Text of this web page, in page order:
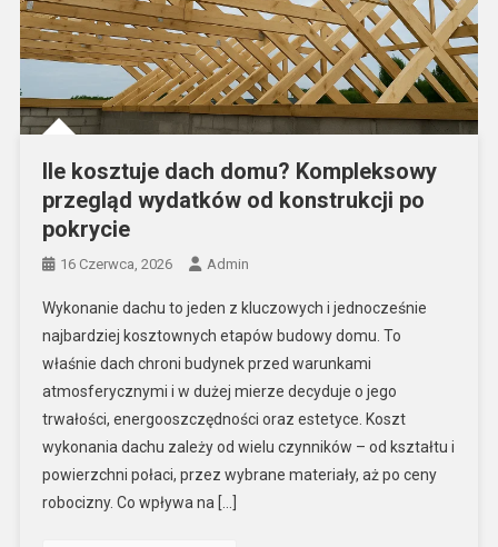
Ile kosztuje dach domu? Kompleksowy
przegląd wydatków od konstrukcji po
pokrycie
16 Czerwca, 2026 Admin
Wykonanie dachu to jeden z kluczowych i jednocześnie
najbardziej kosztownych etapów budowy domu. To
właśnie dach chroni budynek przed warunkami
atmosferycznymi i w dużej mierze decyduje o jego
trwałości, energooszczędności oraz estetyce. Koszt
wykonania dachu zależy od wielu czynników – od kształtu i
powierzchni połaci, przez wybrane materiały, aż po ceny
robocizny. Co wpływa na […]